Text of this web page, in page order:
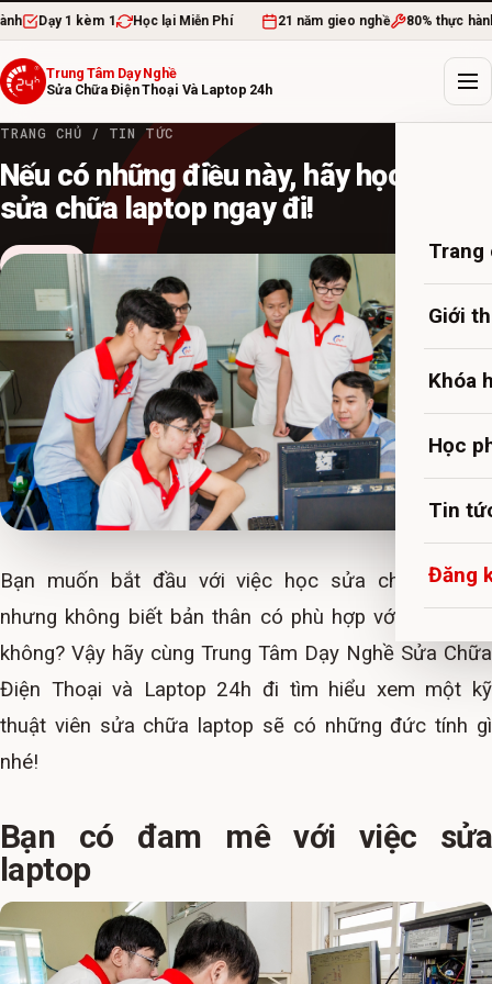
Dạy 1 kèm 1 Học lại Miễn Phí 21 năm gieo nghề 80% thực hành
Trung Tâm Dạy Nghề
Sửa Chữa Điện Thoại Và Laptop 24h
Trang
Giới
Khóa
Học
Tin
Đăng
TRANG CHỦ / TIN TỨC
Nếu có những điều này, hãy học việc
sửa chữa laptop ngay đi!
Tin Tức 13 TH1, 2023 4 PHÚT ĐỌC
Bạn muốn bắt đầu với việc học sửa chữa laptop
nhưng không biết bản thân có phù hợp với nghề này
không? Vậy hãy cùng Trung Tâm Dạy Nghề Sửa Chữa
Điện Thoại và Laptop 24h đi tìm hiểu xem một kỹ
thuật viên sửa chữa laptop sẽ có những đức tính gì
nhé!
Bạn có đam mê với việc sửa
laptop